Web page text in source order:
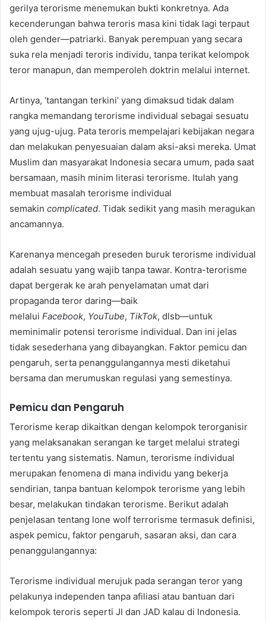
gerilya terorisme menemukan bukti konkretnya. Ada
kecenderungan bahwa teroris masa kini tidak lagi terpaut
oleh gender—patriarki. Banyak perempuan yang secara
suka rela menjadi teroris individu, tanpa terikat kelompok
teror manapun, dan memperoleh doktrin melalui internet.
Artinya, ‘tantangan terkini’ yang dimaksud tidak dalam
rangka memandang terorisme individual sebagai sesuatu
yang ujug-ujug. Pata teroris mempelajari kebijakan negara
dan melakukan penyesuaian dalam aksi-aksi mereka. Umat
Muslim dan masyarakat Indonesia secara umum, pada saat
bersamaan, masih minim literasi terorisme. Itulah yang
membuat masalah terorisme individual
semakin complicated. Tidak sedikit yang masih meragukan
ancamannya.
Karenanya mencegah preseden buruk terorisme individual
adalah sesuatu yang wajib tanpa tawar. Kontra-terorisme
dapat bergerak ke arah penyelamatan umat dari
propaganda teror daring—baik
melalui Facebook, YouTube, TikTok, dlsb—untuk
meminimalir potensi terorisme individual. Dan ini jelas
tidak sesederhana yang dibayangkan. Faktor pemicu dan
pengaruh, serta penanggulangannya mesti diketahui
bersama dan merumuskan regulasi yang semestinya.
Pemicu dan Pengaruh
Terorisme kerap dikaitkan dengan kelompok terorganisir
yang melaksanakan serangan ke target melalui strategi
tertentu yang sistematis. Namun, terorisme individual
merupakan fenomena di mana individu yang bekerja
sendirian, tanpa bantuan kelompok terorisme yang lebih
besar, melakukan tindakan terorisme. Berikut adalah
penjelasan tentang lone wolf terrorisme termasuk definisi,
aspek pemicu, faktor pengaruh, sasaran aksi, dan cara
penanggulangannya:
Terorisme individual merujuk pada serangan teror yang
pelakunya independen tanpa afiliasi atau bantuan dari
kelompok teroris seperti JI dan JAD kalau di Indonesia.